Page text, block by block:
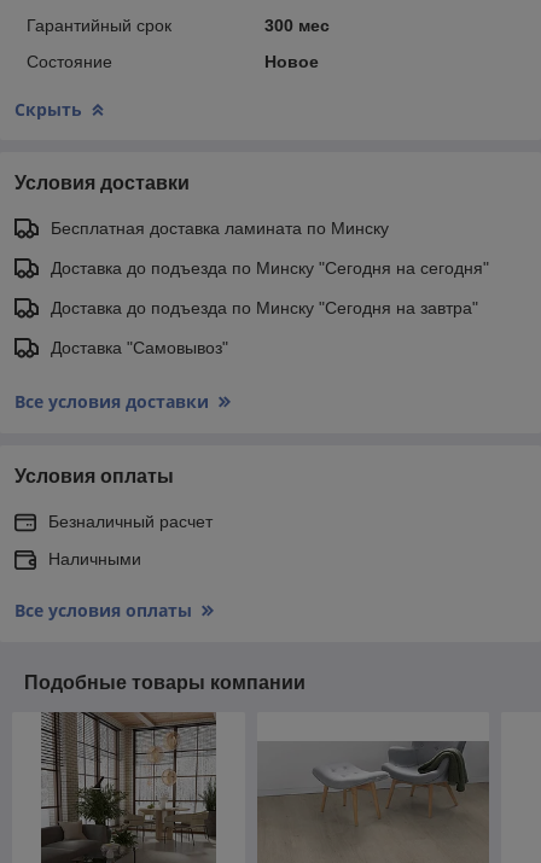
Гарантийный срок
300 мес
Состояние
Новое
Скрыть
Условия доставки
Бесплатная доставка ламината по Минску
Доставка до подъезда по Минску "Сегодня на сегодня"
Доставка до подъезда по Минску "Сегодня на завтра"
Доставка "Самовывоз"
Все условия доставки
Условия оплаты
Безналичный расчет
Наличными
Все условия оплаты
Подобные товары компании